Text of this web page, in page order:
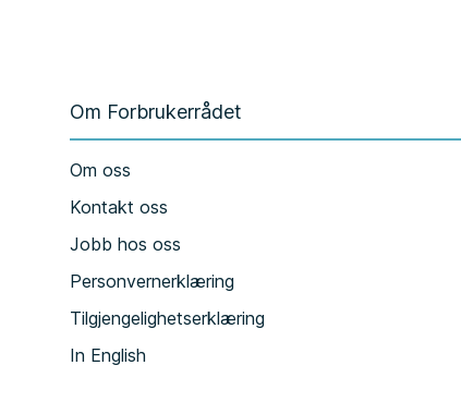
Om Forbrukerrådet
Om oss
Kontakt oss
Jobb hos oss
Personvernerklæring
Tilgjengelighetserklæring
In English